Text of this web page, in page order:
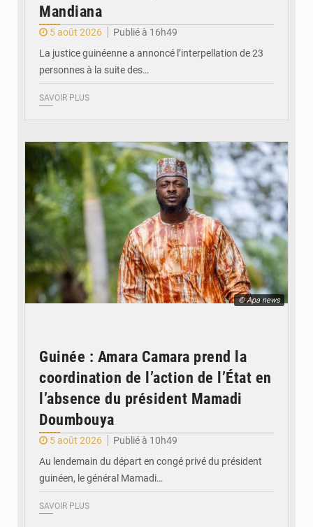
Mandiana
5 août 2026
Publié à 16h49
La justice guinéenne a annoncé l’interpellation de 23
personnes à la suite des…
SAVOIR PLUS
© Apa news
Guinée : Amara Camara prend la
coordination de l’action de l’État en
l’absence du président Mamadi
Doumbouya
5 août 2026
Publié à 10h49
Au lendemain du départ en congé privé du président
guinéen, le général Mamadi…
SAVOIR PLUS